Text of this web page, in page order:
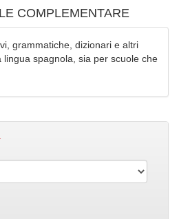
COMPLEMENTARE
grammatiche, dizionari e altri
spagnola, sia per scuole che